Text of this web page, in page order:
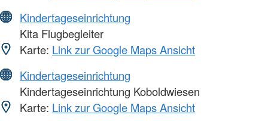
Kindertageseinrichtung
Kita Flugbegleiter
Karte: Link zur Google Maps Ansicht
Kindertageseinrichtung
Kindertageseinrichtung Koboldwiesen
Karte: Link zur Google Maps Ansicht